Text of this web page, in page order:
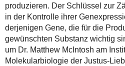
produzieren. Der Schlüssel zur
in der Kontrolle ihrer
derjenigen Gene, die für die
gewünschten Substanz wichtig
um Dr. Matthew McIntosh am
Molekularbiologie der Justus-